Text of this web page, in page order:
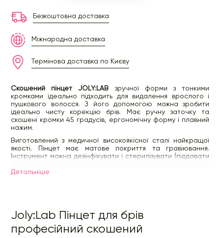
Безкоштовна доставка
Міжнародна доставка
Термінова доставка по Києву
Скошений пінцет JOLY:LAB зручної форми з тонкими
кромками ідеально підходить для видалення врослого і
пушкового волосся. З його допомогою можна зробити
ідеально чисту корекцію брів. Має ручну заточку та
скошені кромки 45 градусів, ергономічну форму і плавний
нажим.
Виготовлений з медичної високоякісної сталі найкращої
якості. Пінцет має матове покриття та гравіювання.
Інструмент можна дезінфікувати і стерилізувати (піддавати
Ми в JOLY:LAB розуміємо, наскільки важливо мати якісні
Скошені кромки під кутом 45 градусів та ручна
заточка забезпечують плавний нажим та точну
роботу.
Детальнiше
Joly:Lab Пінцет для брів
професійний скошений